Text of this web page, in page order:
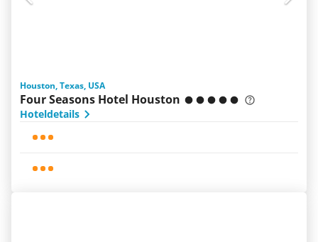
Houston, Texas, USA
Four Seasons Hotel Houston
Hoteldetails